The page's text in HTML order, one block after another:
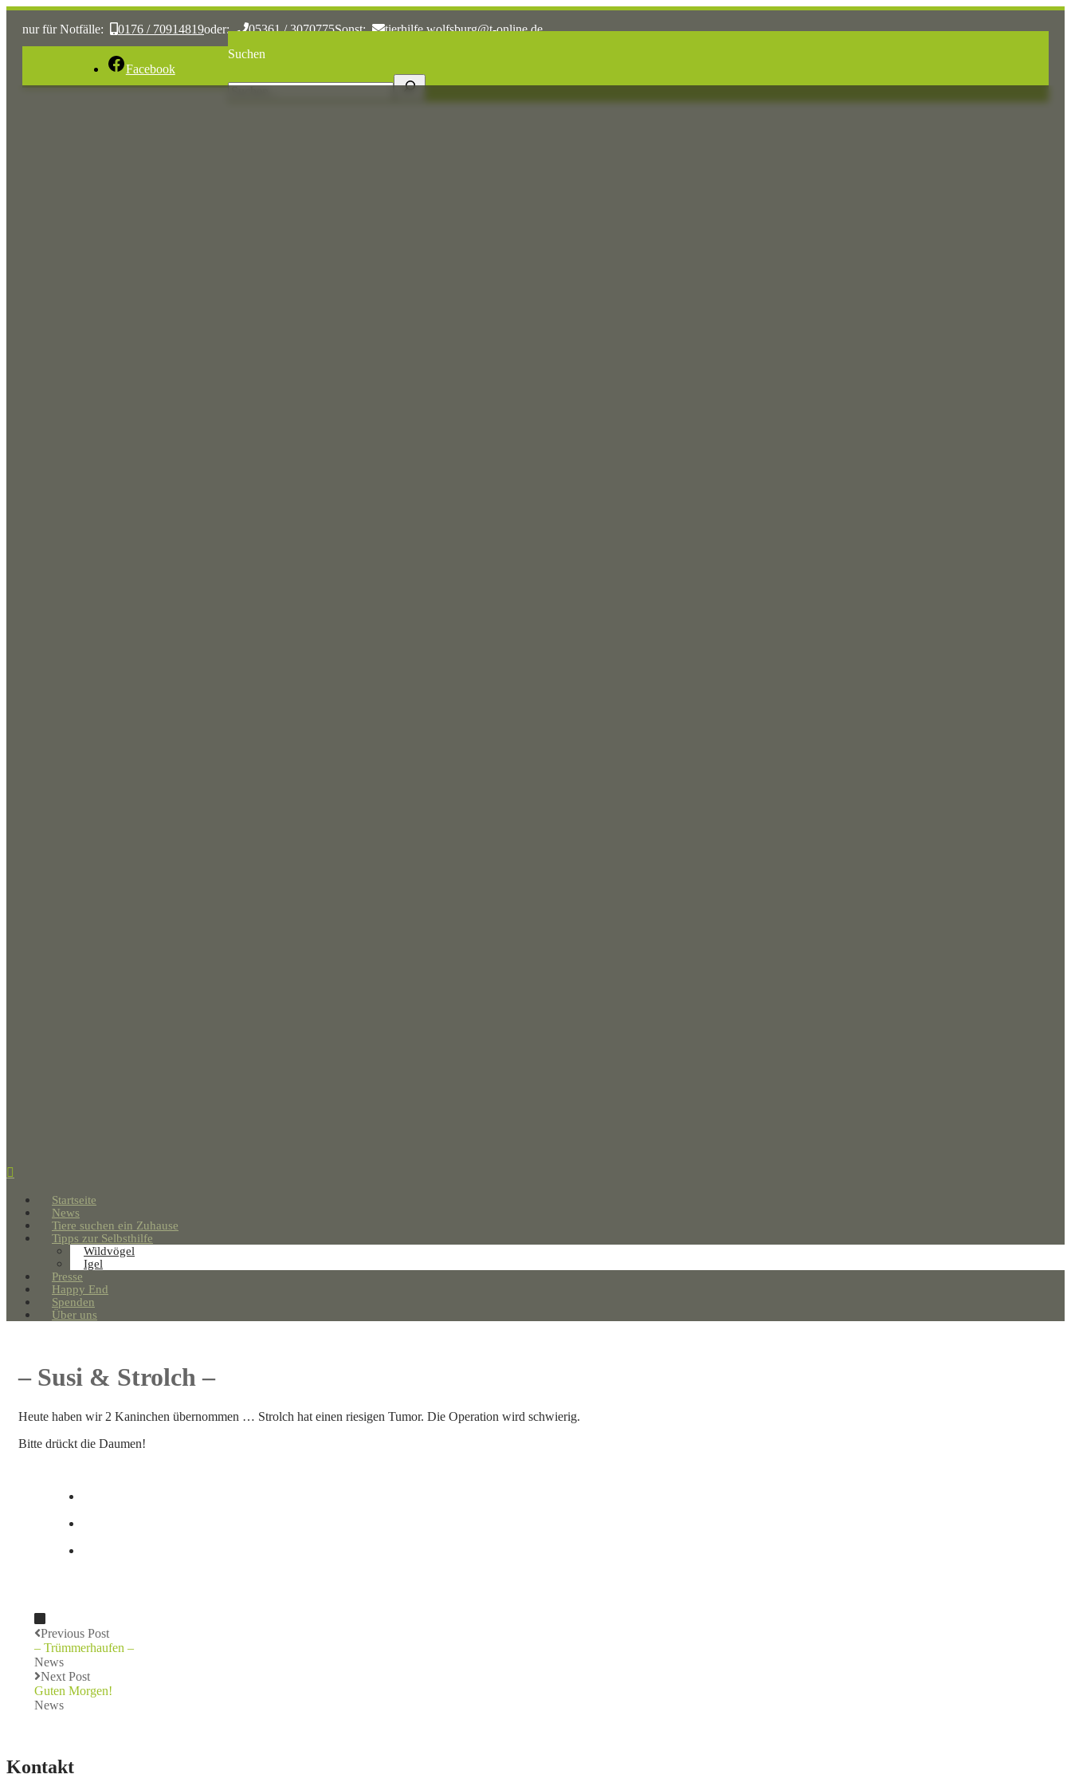
nur für Notfälle: 0176 / 70914819oder: 05361 / 3070775Sonst: tierhilfe.wolfsburg@t-online.de
Facebook
Suchen
Startseite
News
Tiere suchen ein Zuhause
Tipps zur Selbsthilfe
Wildvögel
Igel
Presse
Happy End
Spenden
Über uns
– Susi & Strolch –
Heute haben wir 2 Kaninchen übernommen … Strolch hat einen riesigen Tumor. Die Operation wird schwierig.
Bitte drückt die Daumen!
Previous Post
– Trümmerhaufen –
News
Next Post
Guten Morgen!
News
Kontakt